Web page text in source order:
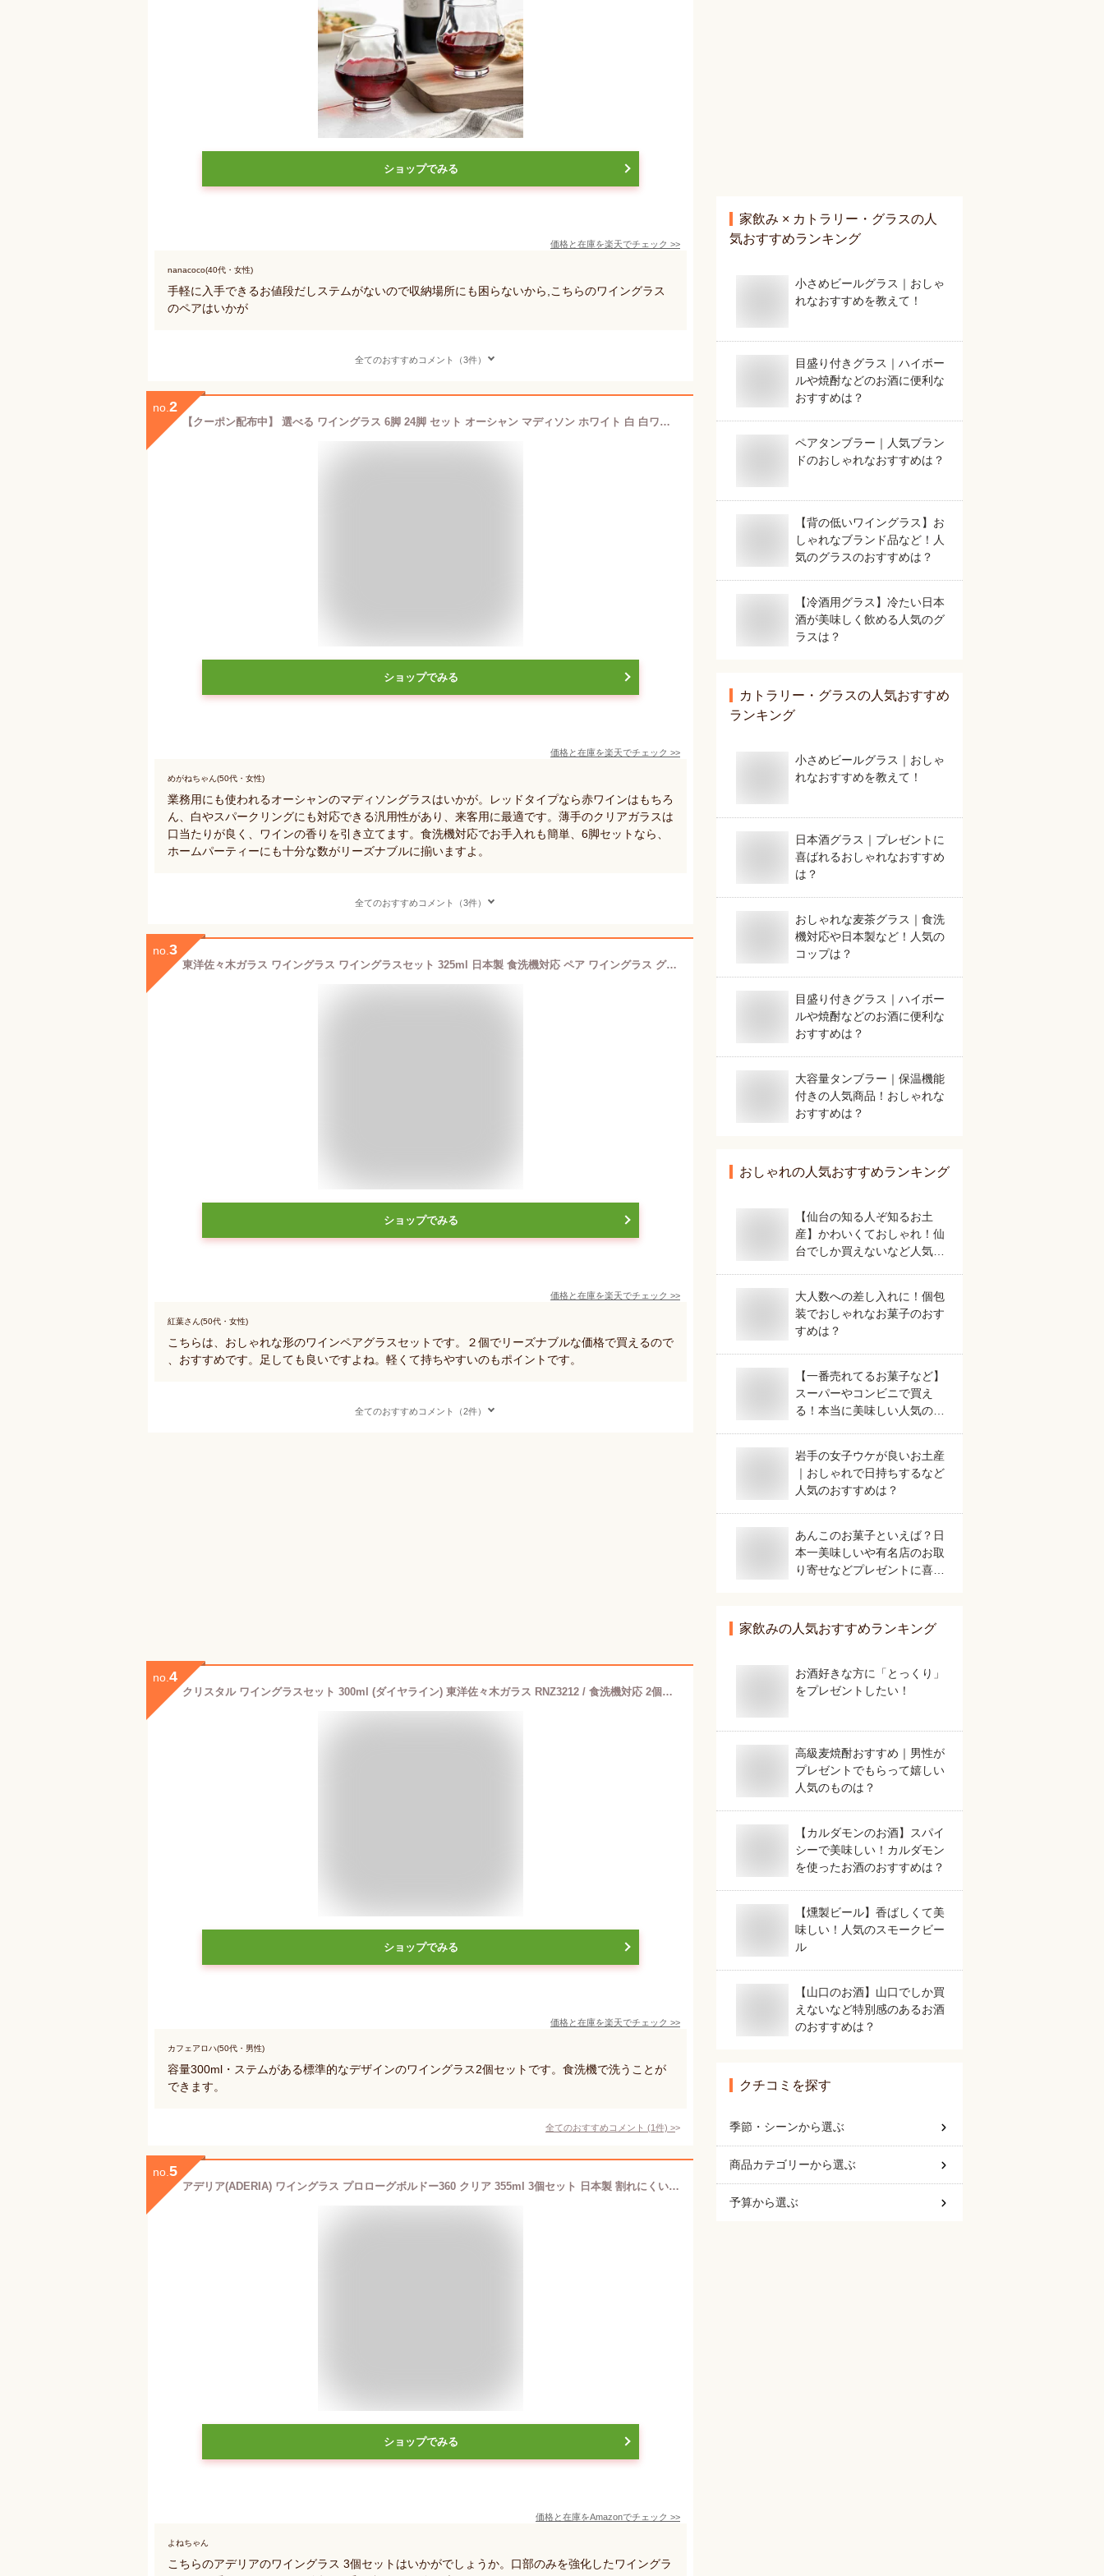
ショップでみる
価格と在庫を楽天でチェック >>
nanacoco(40代・女性)
手軽に入手できるお値段だしステムがないので収納場所にも困らないから,こちらのワイングラス
のペアはいかが
全てのおすすめコメント（3件）
no. 2
【クーポン配布中】 選べる ワイングラス 6脚 24脚 セット オーシャン マディソン ホワイト 白 白ワイン用 赤 赤ワイン 赤ワイン用 シャンパン スパークリング ボルドー ブルゴーニュ ガラス製 ペア 食洗器対応 食洗OK 薄い ガラス クリアガラス 飲食店 使用 個人使用
ショップでみる
価格と在庫を楽天でチェック >>
めがねちゃん(50代・女性)
業務用にも使われるオーシャンのマディソングラスはいかが。レッドタイプなら赤ワインはもちろ
ん、白やスパークリングにも対応できる汎用性があり、来客用に最適です。薄手のクリアガラスは
口当たりが良く、ワインの香りを引き立てます。食洗機対応でお手入れも簡単、6脚セットなら、
ホームパーティーにも十分な数がリーズナブルに揃いますよ。
全てのおすすめコメント（3件）
no. 3
東洋佐々木ガラス ワイングラス ワイングラスセット 325ml 日本製 食洗機対応 ペア ワイングラス グラス 赤ワイン 白ワイン ギフト プレゼント 贈り物 G101-T270（ おしゃれ 可愛い ペアグラス お祝い ）
ショップでみる
価格と在庫を楽天でチェック >>
紅葉さん(50代・女性)
こちらは、おしゃれな形のワインペアグラスセットです。２個でリーズナブルな価格で買えるので
、おすすめです。足しても良いですよね。軽くて持ちやすいのもポイントです。
全てのおすすめコメント（2件）
no. 4
クリスタル ワイングラスセット 300ml (ダイヤライン) 東洋佐々木ガラス RNZ3212 / 食洗機対応 2個入 ペア グラス コップ おしゃれ かわいい 業務用 家庭用 レストラン 果実酒 ワイン アルコール お酒 家飲み 宅飲み ギフト セット プレゼント 贈り物 クリア 透明 /
ショップでみる
価格と在庫を楽天でチェック >>
カフェアロハ(50代・男性)
容量300ml・ステムがある標準的なデザインのワイングラス2個セットです。食洗機で洗うことが
できます。
全てのおすすめコメント (1件) >
no. 5
アデリア(ADERIA) ワイングラス プロローグボルドー360 クリア 355ml 3個セット 日本製 割れにくい おしゃれ 赤用 红酒杯 白 シャンパン 業務用 家庭用 飲食店 レストラン ホテル 居酒屋 L6739
ショップでみる
価格と在庫をAmazonでチェック >>
よねちゃん
こちらのアデリアのワイングラス 3個セットはいかがでしょうか。口部のみを強化したワイングラ
家飲み × カトラリー・グラスの人
気おすすめランキング
小さめビールグラス｜おしゃ
れなおすすめを教えて！
目盛り付きグラス｜ハイボー
ルや焼酎などのお酒に便利な
おすすめは？
ペアタンブラー｜人気ブラン
ドのおしゃれなおすすめは？
【背の低いワイングラス】お
しゃれなブランド品など！人
気のグラスのおすすめは？
【冷酒用グラス】冷たい日本
酒が美味しく飲める人気のグ
ラスは？
カトラリー・グラスの人気おすすめ
ランキング
小さめビールグラス｜おしゃ
れなおすすめを教えて！
日本酒グラス｜プレゼントに
喜ばれるおしゃれなおすすめ
は？
おしゃれな麦茶グラス｜食洗
機対応や日本製など！人気の
コップは？
目盛り付きグラス｜ハイボー
ルや焼酎などのお酒に便利な
おすすめは？
大容量タンブラー｜保温機能
付きの人気商品！おしゃれな
おすすめは？
おしゃれの人気おすすめランキング
【仙台の知る人ぞ知るお土
産】かわいくておしゃれ！仙
台でしか買えないなど人気の
大人数への差し入れに！個包
装でおしゃれなお菓子のおす
すめは？
【一番売れてるお菓子など】
スーパーやコンビニで買え
る！本当に美味しい人気のお
岩手の女子ウケが良いお土産
｜おしゃれで日持ちするなど
人気のおすすめは？
あんこのお菓子といえば？日
本一美味しいや有名店のお取
り寄せなどプレゼントに喜ば
家飲みの人気おすすめランキング
お酒好きな方に「とっくり」
をプレゼントしたい！
高級麦焼酎おすすめ｜男性が
プレゼントでもらって嬉しい
人気のものは？
【カルダモンのお酒】スパイ
シーで美味しい！カルダモン
を使ったお酒のおすすめは？
【燻製ビール】香ばしくて美
味しい！人気のスモークビー
ル
【山口のお酒】山口でしか買
えないなど特別感のあるお酒
のおすすめは？
クチコミを探す
季節・シーンから選ぶ
商品カテゴリーから選ぶ
予算から選ぶ